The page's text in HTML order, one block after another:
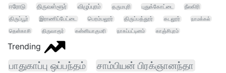
ஈரோடு
திருவள்ளூர் விழுப்புரம் தருமபுரி புதுக்கோட்டை
நீலகிரி
திருப்பூர்
இராணிப்பேட்டை பெரம்பலூர் திருப்பத்தூர் கடலூர்
நாமக்கல்
தென்காசி
திருவாரூர் கன்னியாகுமரி நாகப்பட்டினம் காஞ்சிபுரம்
Trending
பாதுகாப்பு ஒப்பந்தம் சாம்பியன் பிரக்ஞானந்தா